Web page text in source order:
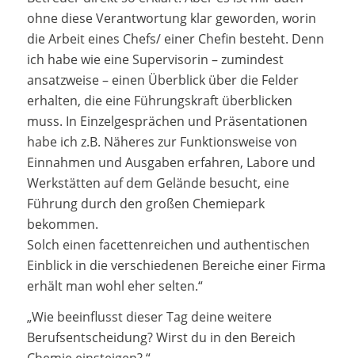
ohne diese Verantwortung klar geworden, worin
die Arbeit eines Chefs/ einer Chefin besteht. Denn
ich habe wie eine Supervisorin – zumindest
ansatzweise – einen Überblick über die Felder
erhalten, die eine Führungskraft überblicken
muss. In Einzelgesprächen und Präsentationen
habe ich z.B. Näheres zur Funktionsweise von
Einnahmen und Ausgaben erfahren, Labore und
Werkstätten auf dem Gelände besucht, eine
Führung durch den großen Chemiepark
bekommen.
Solch einen facettenreichen und authentischen
Einblick in die verschiedenen Bereiche einer Firma
erhält man wohl eher selten.“
„Wie beeinflusst dieser Tag deine weitere
Berufsentscheidung? Wirst du in den Bereich